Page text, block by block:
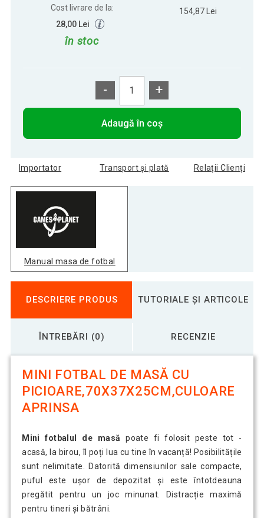
Mini fotbal de masă cu picioare, 70 x
37 x 25 cm, negru
186,36 Lei
Cost livrare de la:
28,00 Lei
în stoc
154,87 Lei
- +
Adaugă în coș
Importator Transport și plată Relații Clienți
Manual masa de fotbal
DESCRIERE PRODUS TUTORIALE ȘI ARTICOLE
ÎNTREBĂRI (0) RECENZIE
MINI FOTBAL DE MASĂ CU
PICIOARE,70X37X25CM,CULOARE
APRINSA
Mini fotbalul de masă poate fi folosit peste tot -
acasă, la birou, îl poți lua cu tine în vacanță! Posibilitățile
sunt nelimitate. Datorită dimensiunilor sale compacte,
puful este ușor de depozitat și este întotdeauna
pregătit pentru un joc minunat. Distracție maximă
pentru tineri și bătrâni.